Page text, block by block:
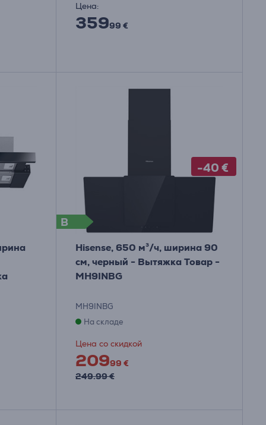
Цена:
35999 €
-40 €
B
Hisense, 650 м³/ч, ширина 90
см, черный - Вытяжка Товар -
MH9INBG
MH9INBG
На складе
Цена со скидкой
20999 €
249.99 €